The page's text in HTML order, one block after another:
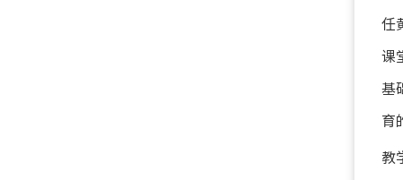
任
课
基
育
教